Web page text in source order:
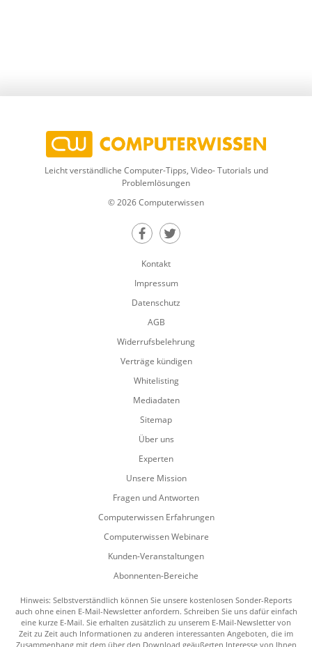
Leicht verständliche Computer-Tipps, Video- Tutorials und
Problemlösungen
© 2026 Computerwissen
Teilen auf Facebook
Teilen auf Twitter
Kontakt
Impressum
Datenschutz
AGB
Widerrufsbelehrung
Verträge kündigen
Whitelisting
Mediadaten
Sitemap
Über uns
Experten
Unsere Mission
Fragen und Antworten
Computerwissen Erfahrungen
Computerwissen Webinare
Kunden-Veranstaltungen
Abonnenten-Bereiche
Hinweis: Selbstverständlich können Sie unsere kostenlosen Sonder-Reports
auch ohne einen E-Mail-Newsletter anfordern. Schreiben Sie uns dafür einfach
eine kurze E-Mail. Sie erhalten zusätzlich zu unserem E-Mail-Newsletter von
Zeit zu Zeit auch Informationen zu anderen interessanten Angeboten, die im
Zusammenhang mit dem über den Download geäußerten Interesse von Ihnen